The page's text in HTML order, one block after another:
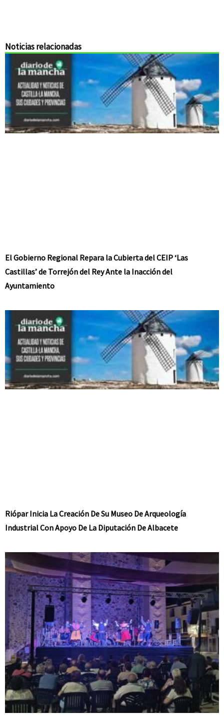
Noticias relacionadas
El Gobierno Regional Repara la Cubierta del CEIP ‘Las
Castillas’ de Torrejón del Rey Ante la Inacción del
Ayuntamiento
Riópar Inicia La Creación De Su Museo De Arqueología
Industrial Con Apoyo De La Diputación De Albacete